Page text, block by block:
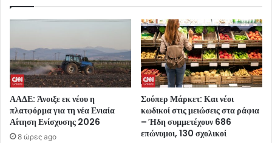
ΑΑΔΕ: Άνοιξε εκ νέου η
πλατφόρμα για τη νέα Ενιαία
Αίτηση Ενίσχυσης 2026
8 ώρες ago
Σούπερ Μάρκετ: Και νέοι
κωδικοί στις μειώσεις στα ράφια
– Ήδη συμμετέχουν 686
επώνυμοι, 130 σχολικοί